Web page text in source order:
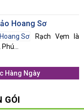
Hoang Sơ
Rạch Vẹm là
Hàng Ngày
GÓI